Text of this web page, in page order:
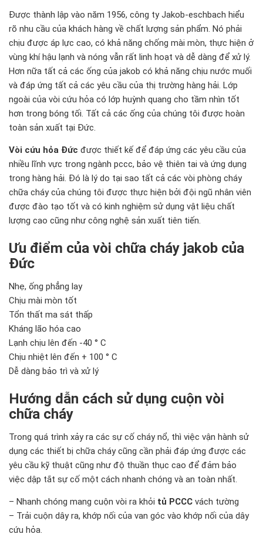
Được thành lập vào năm 1956, công ty Jakob-eschbach hiểu
rõ nhu cầu của khách hàng về chất lượng sản phẩm. Nó phải
chịu được áp lực cao, có khả năng chống mài mòn, thực hiện ở
vùng khí hậu lạnh và nóng vẫn rất linh hoạt và dễ dàng để xử lý.
Hơn nữa tất cả các ống của jakob có khả năng chịu nước muối
và đáp ứng tất cả các yêu cầu của thị trường hàng hải. Lớp
ngoài của vòi cứu hỏa có lớp huỳnh quang cho tầm nhìn tốt
hơn trong bóng tối. Tất cả các ống của chúng tôi được hoàn
toàn sản xuất tại Đức.
Vòi cứu hỏa Đức được thiết kế để đáp ứng các yêu cầu của
nhiều lĩnh vực trong ngành pccc, bảo vệ thiên tai và ứng dụng
trong hàng hải. Đó là lý do tại sao tất cả các vòi phòng cháy
chữa cháycủa chúng tôi được thực hiện bởi đội ngũ nhân viên
được đào tạo tốt và có kinh nghiệm sử dụng vật liệu chất
lượng cao cũng như công nghệ sản xuất tiên tiến.
Ưu điểm của vòi chữa cháy jakob của
Đức
Nhẹ, ống phẳng lay
Chịu mài mòn tốt
Tổn thất ma sát thấp
Kháng lão hóa cao
Lạnh chịu lên đến -40 ° C
Chịu nhiệt lên đến + 100 ° C
Dễ dàng bảo trì và xử lý
Hướng dẫn cách sử dụng cuộn vòi
chữa cháy
Trong quá trình xảy ra các sự cố cháy nổ, thì việc vận hành sử
dụng các thiết bị chữa cháy cũng cần phải đáp ứng được các
yêu cầu kỹ thuật cũng như độ thuần thục cao để đảm bảo
việc dập tắt sự cố một cách nhanh chóng và an toàn nhất.
– Nhanh chóng mang cuộn vòi ra khỏi tủ PCCC vách tường
– Trải cuộn dây ra, khớp nối của van góc vào khớp nối của dây
cứu hỏa.